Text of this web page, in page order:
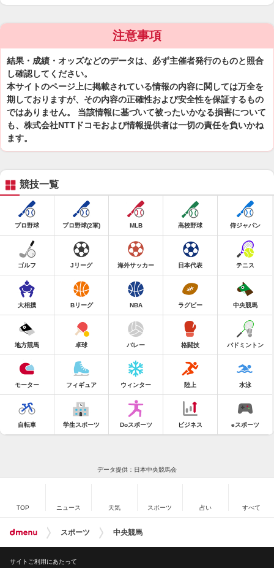
注意事項
結果・成績・オッズなどのデータは、必ず主催者発行のものと照合
し確認してください。
本サイトのページ上に掲載されている情報の内容に関しては万全を
期しておりますが、その内容の正確性および安全性を保証するもの
ではありません。 当該情報に基づいて被ったいかなる損害について
も、株式会社NTTドコモおよび情報提供者は一切の責任を負いかね
ます。
競技一覧
プロ野球 プロ野球(2軍) MLB 高校野球 侍ジャパン
ゴルフ Jリーグ 海外サッカー 日本代表 テニス
大相撲 Bリーグ NBA ラグビー 中央競馬
地方競馬 卓球 バレー 格闘技 バドミントン
モーター フィギュア ウィンター 陸上 水泳
自転車 学生スポーツ Doスポーツ ビジネス eスポーツ
データ提供：日本中央競馬会
TOP ニュース 天気 スポーツ 占い すべて
スポーツ 中央競馬
サイトご利用にあたって